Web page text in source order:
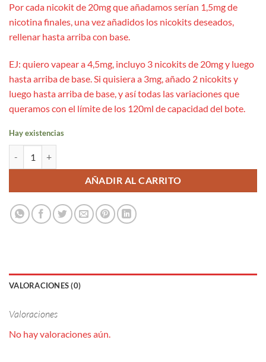
Por cada nicokit de 20mg que añadamos serían 1,5mg de
nicotina finales, una vez añadidos los nicokits deseados,
rellenar hasta arriba con base.
EJ: quiero vapear a 4,5mg, incluyo 3 nicokits de 20mg y luego
hasta arriba de base. Si quisiera a 3mg, añado 2 nicokits y
luego hasta arriba de base, y así todas las variaciones que
queramos con el límite de los 120ml de capacidad del bote.
Hay existencias
AÑADIR AL CARRITO
VALORACIONES (0)
Valoraciones
No hay valoraciones aún.